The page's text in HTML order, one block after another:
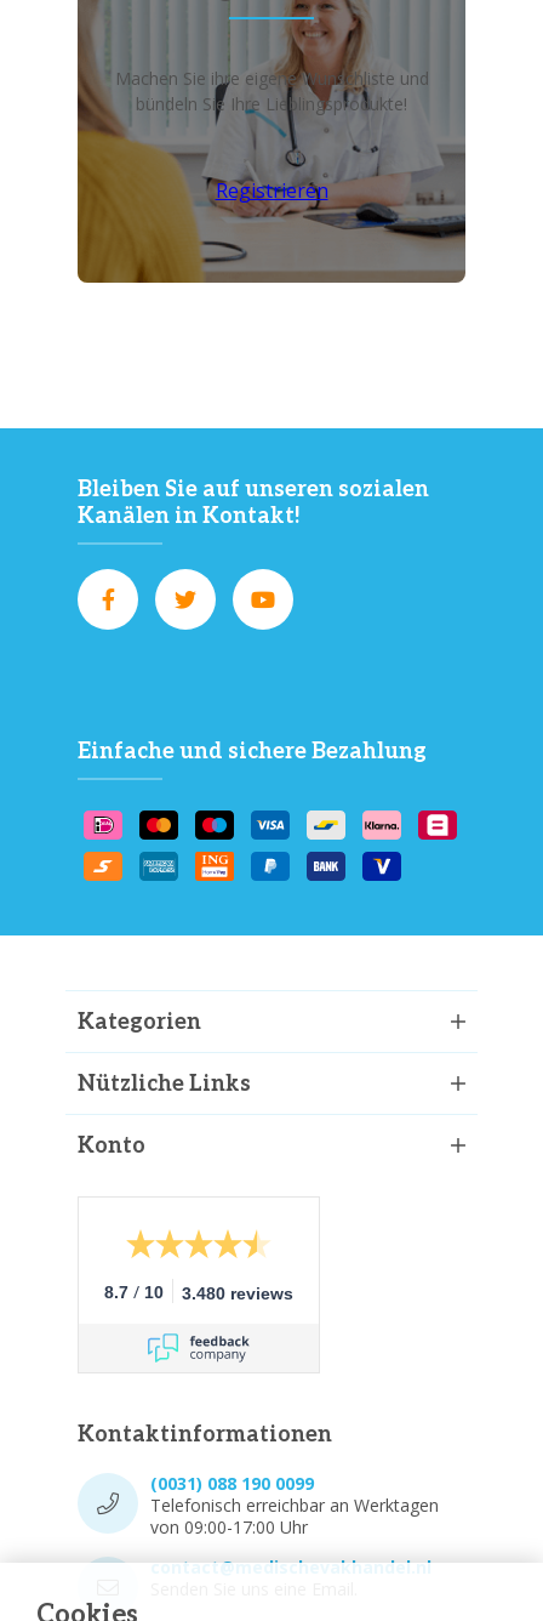
Machen Sie ihre eigene Wunschliste und
bündeln Sie Ihre Lieblingsprodukte!
Registrieren
Bleiben Sie auf unseren sozialen
Kanälen in Kontakt!
Einfache und sichere Bezahlung
Kategorien
Nützliche Links
Konto
8.7 / 10 3.480 reviews
Kontaktinformationen
(0031) 088 190 0099
Telefonisch erreichbar an Werktagen
von 09:00-17:00 Uhr
contact@medischevakhandel.nl